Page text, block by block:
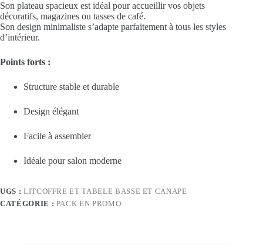
Son plateau spacieux est idéal pour accueillir vos objets
décoratifs, magazines ou tasses de café.
Son design minimaliste s’adapte parfaitement à tous les styles
d’intérieur.
Points forts :
Structure stable et durable
Design élégant
Facile à assembler
Idéale pour salon moderne
UGS : LITCOFFRE ET TABELE BASSE ET CANAPE
CATÉGORIE : PACK EN PROMO